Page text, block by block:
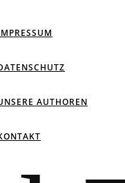
AUTHOREN